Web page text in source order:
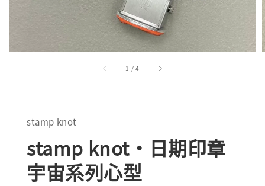
1 /4
stamp knot
stamp knot・日期印章
宇宙系列心型